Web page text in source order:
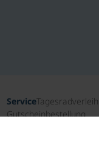
ServiceTagesradverleih
Gutscheinbestellung